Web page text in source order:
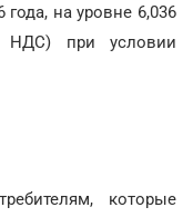
года, на уровне 6,036
при условии
которые